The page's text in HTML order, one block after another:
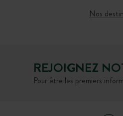
Nos
REJOIGNEZ
Pour être les premiers